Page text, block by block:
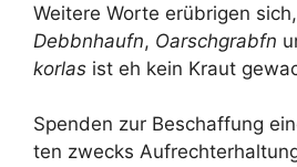
Wei­te­re Wor­te er­üb­ri­gen
Debbnhaufn, Oarsch­grabfn
kor­las ist eh kein Kraut
Spen­den zur Be­schaf­fung
ten zwecks